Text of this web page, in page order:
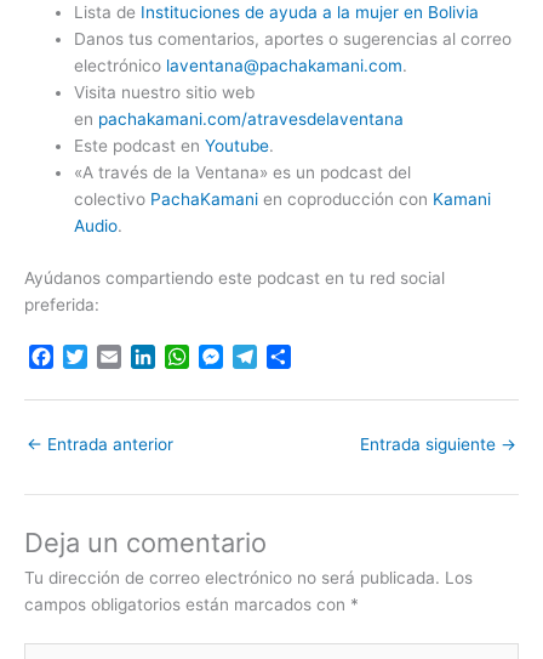
Lista de Instituciones de ayuda a la mujer en Bolivia
Danos tus comentarios, aportes o sugerencias al correo
electrónico laventana@pachakamani.com.
Visita nuestro sitio web
en pachakamani.com/atravesdelaventana
Este podcast enYoutube.
«A través de la Ventana» es un podcast del
colectivo PachaKamani en coproducción con Kamani
Audio.
Ayúdanos compartiendo este podcast en tu red social
preferida:
c
b
o
k
i
t
r
a
l
n
e
I
W
a
p
M
s
g
r
l
a
m
t
← Entrada anterior Entrada siguiente →
Deja un comentario
Tu dirección de correo electrónico no será publicada. Los
campos obligatorios están marcados con *